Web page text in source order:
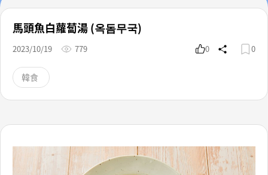
馬頭魚白蘿蔔湯 (옥돔무국)
2023/10/19 779 0 0
韓食